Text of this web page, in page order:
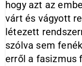
hogy azt az
várt és vágyott
létezett
szólva sem
erről a fasizmus